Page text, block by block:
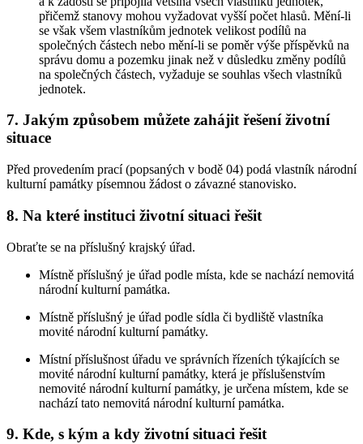
přičemž stanovy mohou vyžadovat vyšší počet hlasů. Mění-li
se však všem vlastníkům jednotek velikost podílů na
společných částech nebo mění-li se poměr výše příspěvků na
správu domu a pozemku jinak než v důsledku změny podílů
na společných částech, vyžaduje se souhlas všech vlastníků
jednotek.
7. Jakým způsobem můžete zahájit řešení životní
situace
Před provedením prací (popsaných v bodě 04) podá vlastník národní
kulturní památky písemnou žádost o závazné stanovisko.
8. Na které instituci životní situaci řešit
Obraťte se na příslušný krajský úřad.
Místně příslušný je úřad podle místa, kde se nachází nemovitá
národní kulturní památka.
Místně příslušný je úřad podle sídla či bydliště vlastníka
movité národní kulturní památky.
Místní příslušnost úřadu ve správních řízeních týkajících se
movité národní kulturní památky, která je příslušenstvím
nemovité národní kulturní památky, je určena místem, kde se
nachází tato nemovitá národní kulturní památka.
9. Kde, s kým a kdy životní situaci řešit